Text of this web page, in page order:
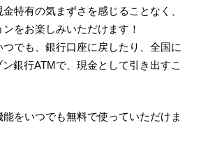
特有の気まずさを感じることなく、
をお楽しみいただけます！
でも、銀行口座に戻したり、全国に
銀行ATMで、現金として引き出すこ
をいつでも無料で使っていただけま